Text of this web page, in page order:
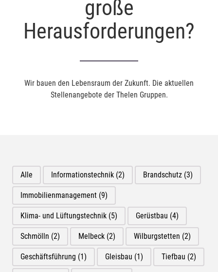
große
Herausforderungen?
Wir bauen den Lebensraum der Zukunft. Die aktuellen
Stellenangebote der Thelen Gruppen.
Alle Informationstechnik (2) Brandschutz (3)
Immobilienmanagement (9)
Klima- und Lüftungstechnik (5) Gerüstbau (4)
Schmölln (2) Melbeck (2) Wilburgstetten (2)
Geschäftsführung (1) Gleisbau (1) Tiefbau (2)